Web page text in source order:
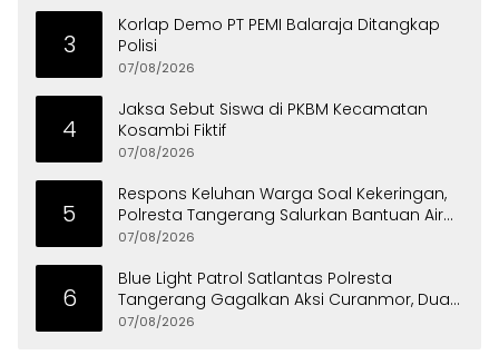
3
Korlap Demo PT PEMI Balaraja Ditangkap
Polisi
07/08/2026
4
Jaksa Sebut Siswa di PKBM Kecamatan
Kosambi Fiktif
07/08/2026
5
Respons Keluhan Warga Soal Kekeringan,
Polresta Tangerang Salurkan Bantuan Air
Bersih ke Panongan
07/08/2026
6
Blue Light Patrol Satlantas Polresta
Tangerang Gagalkan Aksi Curanmor, Dua
Pria Diamankan
07/08/2026